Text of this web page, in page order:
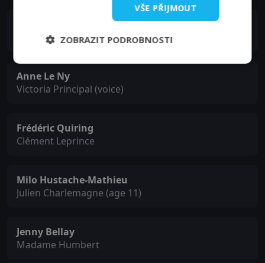
Anne Le Ny
Victoria Principal (voice)
Frédéric Quiring
Clément Leprince
Milo Hustache-Mathieu
Julien Charlemagne (age 11)
Jenny Bellay
Madame Humbert
VŠE PŘIJMOUT
ZOBRAZIT PODROBNOSTI